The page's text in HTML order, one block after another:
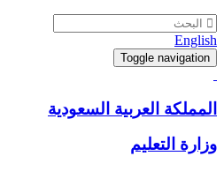
English
Toggle navigation
المملكة العربية السعودية
وزارة التعليم